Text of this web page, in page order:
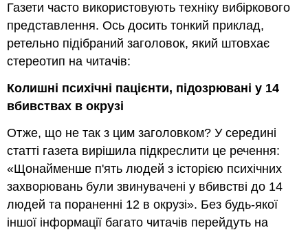
Газети часто використовують техніку вибіркового
представлення. Ось досить тонкий приклад,
ретельно підібраний заголовок, який штовхає
стереотип на читачів:
Колишні психічні пацієнти, підозрювані у 14
вбивствах в окрузі
Отже, що не так з цим заголовком? У середині
статті газета вирішила підкреслити це речення:
«Щонайменше п'ять людей з історією психічних
захворювань були звинувачені у вбивстві до 14
людей та пораненні 12 в окрузі». Без будь-якої
іншої інформації багато читачів перейдуть на